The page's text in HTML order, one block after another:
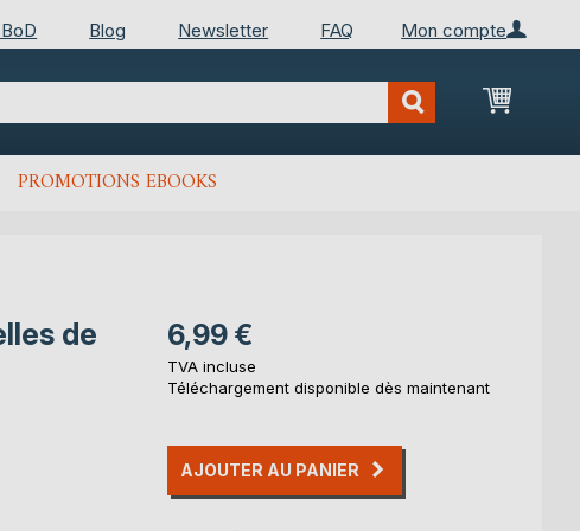
Mon compte
Blog Newsletter FAQ
Mon
PROMOTIONS EBOOKS
de
6,99 €
TVA incluse
Téléchargement disponible dès maintenant
AJOUTER AU PANIER